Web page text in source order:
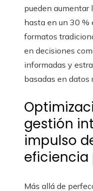
pueden aumentar
hasta en un 30 %
formatos
en decisiones
informadas y
basadas en datos
gestión
impulso
Más allá de